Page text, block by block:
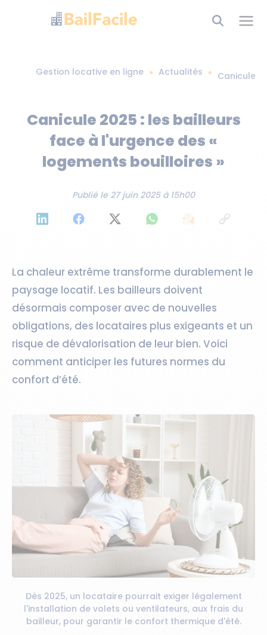
Gestion locative en ligne Actualités Canicule
Canicule 2025 : les bailleurs
face à l'urgence des «
logements bouilloires »
Publié le 27 juin 2025 à 15h00
La chaleur extrême transforme durablement le
paysage locatif. Les bailleurs doivent
désormais composer avec de nouvelles
obligations, des locataires plus exigeants et un
risque de dévalorisation de leur bien. Voici
comment anticiper les futures normes du
confort d’été.
Dès 2025, un locataire pourrait exiger légalement
l'installation de volets ou ventilateurs, aux frais du
bailleur, pour garantir le confort thermique d'été.